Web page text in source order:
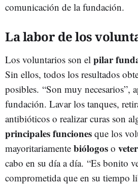
comunicación de la fundación.
La labor de los
Los voluntarios son el pilar
Sin ellos, todos los resultados
posibles. “Son muy necesarios”,
fundación. Lavar los tanques,
antibióticos o realizar curas son
principales funciones que los
mayoritariamente biólogos o
cabo en su día a día. “Es bonito
comprometida que en su tiempo